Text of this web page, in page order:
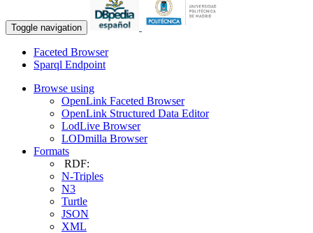
Toggle navigation
Faceted Browser
Sparql Endpoint
Browse using
OpenLink Faceted Browser
OpenLink Structured Data Editor
LodLive Browser
LODmilla Browser
Formats
RDF:
N-Triples
N3
Turtle
JSON
XML